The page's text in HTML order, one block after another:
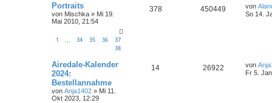
Portraits
von Mischka » Mi 19.
Mai 2010, 21:54
1 34 35 36
37
38
378 450449 von
So 14.
Airedale-Kalender
2024:
Bestellannahme
von Anja1402 » Mi 11.
Okt 2023, 12:29
14 26922 von
Fr 5.